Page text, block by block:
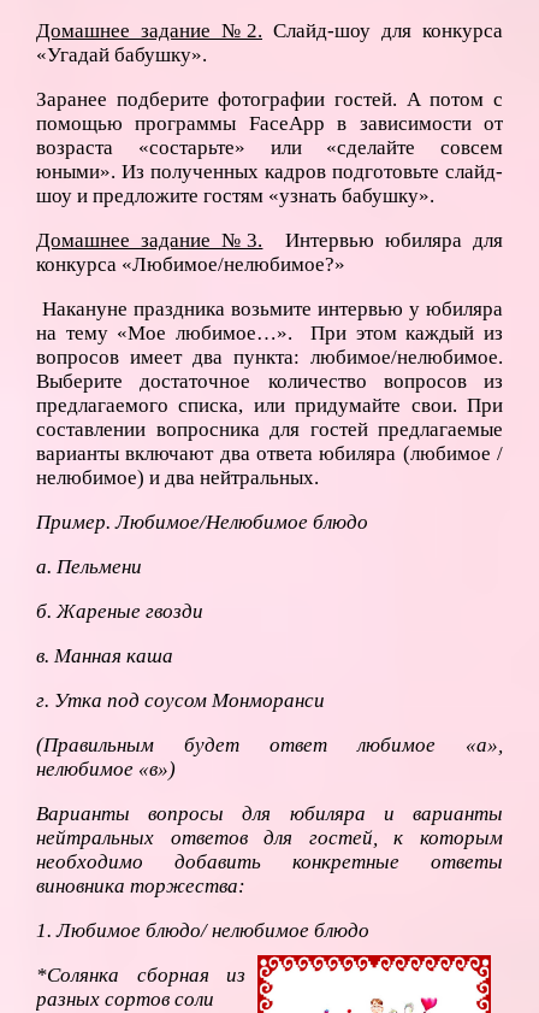
Домашнее задание №2. Слайд-шоу для конкурса
«Угадай бабушку».
Заранее подберите фотографии гостей. А потом с
помощью программы FaceApp в зависимости от
возраста «состарьте» или «сделайте совсем
юными». Из полученных кадров подготовьте слайд-
шоу и предложите гостям «узнать бабушку».
Домашнее задание №3. Интервью юбиляра для
конкурса «Любимое/нелюбимое?»
Накануне праздника возьмите интервью у юбиляра
на тему «Мое любимое…». При этом каждый из
вопросов имеет два пункта: любимое/нелюбимое.
Выберите достаточное количество вопросов из
предлагаемого списка, или придумайте свои. При
составлении вопросника для гостей предлагаемые
варианты включают два ответа юбиляра (любимое /
нелюбимое) и два нейтральных.
Пример. Любимое/Нелюбимое блюдо
а. Пельмени
б. Жареные гвозди
в. Манная каша
г. Утка под соусом Монморанси
(Правильным будет ответ любимое «а»,
нелюбимое «в»)
Варианты вопросы для юбиляра и варианты
нейтральных ответов для гостей, к которым
необходимо добавить конкретные ответы
виновника торжества:
1. Любимое блюдо/ нелюбимое блюдо
*Солянка сборная из
разных сортов соли